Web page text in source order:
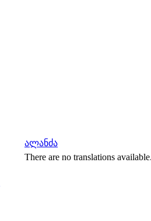
ალანძა
There are no translations